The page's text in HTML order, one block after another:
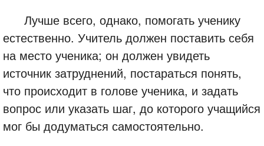
Лучше всего, однако, помогать ученику
естественно. Учитель должен поставить себя
на место ученика; он должен увидеть
источник затруднений, постараться понять,
что происходит в голове ученика, и задать
вопрос или указать шаг, до которого учащийся
мог бы додуматься самостоятельно.